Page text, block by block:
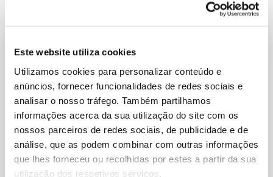
Este website utiliza cookies
Utilizamos cookies para personalizar conteúdo e
anúncios, fornecer funcionalidades de redes sociais e
analisar o nosso tráfego. Também partilhamos
informações acerca da sua utilização do site com os
nossos parceiros de redes sociais, de publicidade e de
análise, que as podem combinar com outras informações
que lhes forneceu ou recolhidas por estes a partir da sua
utilização dos respetivos serviços.